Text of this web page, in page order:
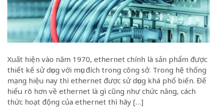
Xuất hiện vào năm 1970, ethernet chính là sản phẩm được
thiết kế sử dụng với mục đích trong công sở. Trong hệ thống
mạng hiệu nay thì ethernet được sử dụng khá phổ biến. Để
hiểu rõ hơn về ethernet là gì cũng như chức năng, cách
thức hoạt động của ethernet thì hãy […]